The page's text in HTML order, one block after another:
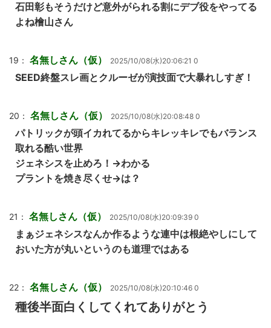
石田彰もそうだけど意外がられる割にデブ役をやってる
よね檜山さん
19： 名無しさん（仮） 2025/10/08(水)20:06:21 0
SEED終盤スレ画とクルーゼが演技面で大暴れしすぎ！
20： 名無しさん（仮） 2025/10/08(水)20:08:48 0
パトリックが頭イカれてるからキレッキレでもバランス
取れる酷い世界
ジェネシスを止めろ！→わかる
プラントを焼き尽くせ→は？
21： 名無しさん（仮） 2025/10/08(水)20:09:39 0
まぁジェネシスなんか作るような連中は根絶やしにして
おいた方が丸いというのも道理ではある
22： 名無しさん（仮） 2025/10/08(水)20:10:46 0
種後半面白くしてくれてありがとう